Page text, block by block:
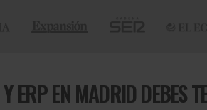
ERP EN MADRID DEBES